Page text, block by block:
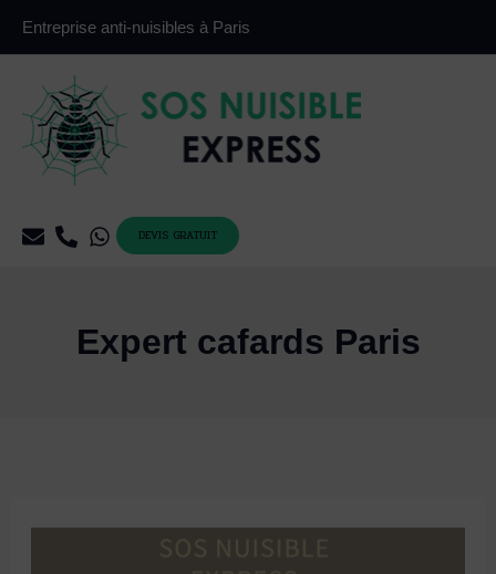
AllerEntreprise anti-nuisibles à Paris
DEVIS GRATUIT
Expert cafards Paris